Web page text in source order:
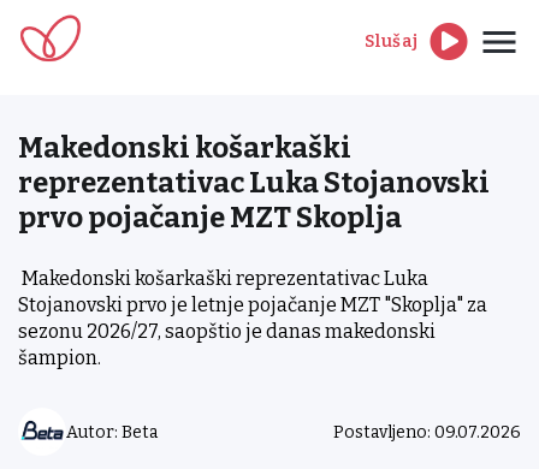
Slušaj
Makedonski košarkaški
reprezentativac Luka Stojanovski
prvo pojačanje MZT Skoplja
Makedonski košarkaški reprezentativac Luka
Stojanovski prvo je letnje pojačanje MZT "Skoplja" za
sezonu 2026/27, saopštio je danas makedonski
šampion.
Autor: Beta Postavljeno: 09.07.2026